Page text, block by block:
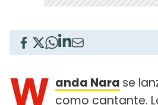
W anda Nara se
como cantante.